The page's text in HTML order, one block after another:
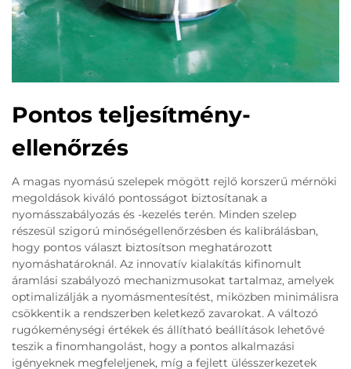
Pontos teljesítmény-
ellenőrzés
A magas nyomású szelepek mögött rejlő korszerű mérnöki
megoldások kiváló pontosságot biztosítanak a
nyomásszabályozás és -kezelés terén. Minden szelep
részesül szigorú minőségellenőrzésben és kalibrálásban,
hogy pontos választ biztosítson meghatározott
nyomáshatároknál. Az innovatív kialakítás kifinomult
áramlási szabályozó mechanizmusokat tartalmaz, amelyek
optimalizálják a nyomásmentesítést, miközben minimálisra
csökkentik a rendszerben keletkező zavarokat. A változó
rugókeménységi értékek és állítható beállítások lehetővé
teszik a finomhangolást, hogy a pontos alkalmazási
igényeknek megfeleljenek, míg a fejlett ülésszerkezetek